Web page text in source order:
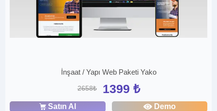
İnşaat / Yapı Web Paketi Yako
2658₺ 1399 ₺
Satın Al Demo